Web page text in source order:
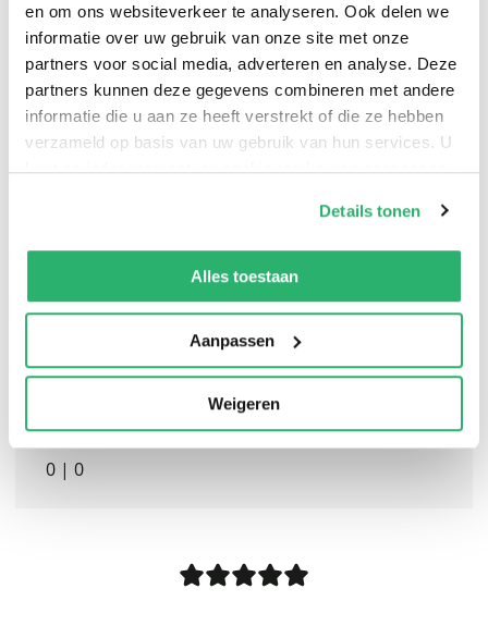
en om ons websiteverkeer te analyseren. Ook delen we
informatie over uw gebruik van onze site met onze
partners voor social media, adverteren en analyse. Deze
partners kunnen deze gegevens combineren met andere
informatie die u aan ze heeft verstrekt of die ze hebben
verzameld op basis van uw gebruik van hun services. U
kunt op ieder moment uw cookievoorkeuren aanpassen
We werken samen met13 derdendie uw gegevens
kunnen ontvangen en verwerken.
Details tonen
Alles toestaan
Aanpassen
Weigeren
bevlogenheid langs verschillende kunstdisciplines en
moedigt je vooral aan er zélf op uit te gaan.
'Kunst kijken met Cathelijne Blok is kunst beleven door
de ogen van deze tijd. En dat is relevant én interessant.'
0 | 0